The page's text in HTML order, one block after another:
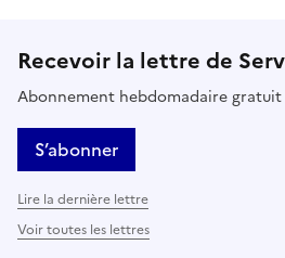
Recevoir la lettre de
Abonnement hebdomadaire gratuit
S’abonner
Lire la dernière lettre
Voir toutes les lettres